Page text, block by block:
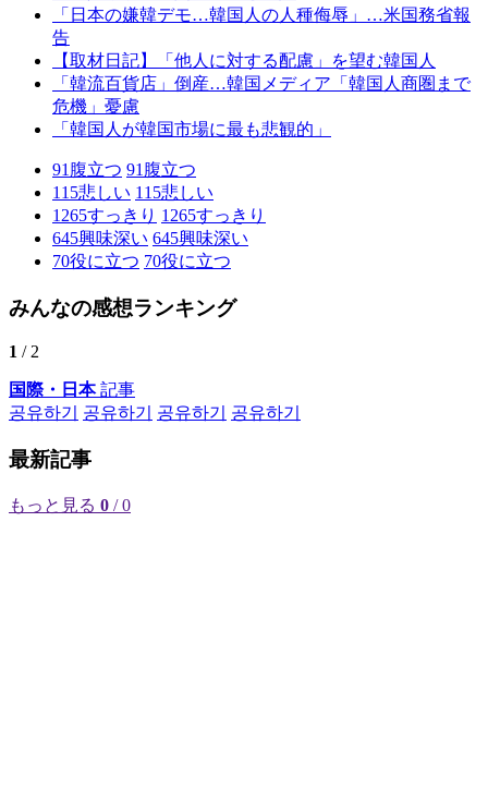
「日本の嫌韓デモ…韓国人の人種侮辱」…米国務省報
告
【取材日記】「他人に対する配慮」を望む韓国人
「韓流百貨店」倒産…韓国メディア「韓国人商圏まで
危機」憂慮
「韓国人が韓国市場に最も悲観的」
91 腹立つ 91 腹立つ
115悲しい 115悲しい
1265すっきり 1265すっきり
645興味深い 645興味深い
70役に立つ 70役に立つ
みんなの感想ランキング
1 / 2
国際・日本記事
공유하기
공유하기 공유하기 공유하기
最新記事
もっと見る 0 / 0